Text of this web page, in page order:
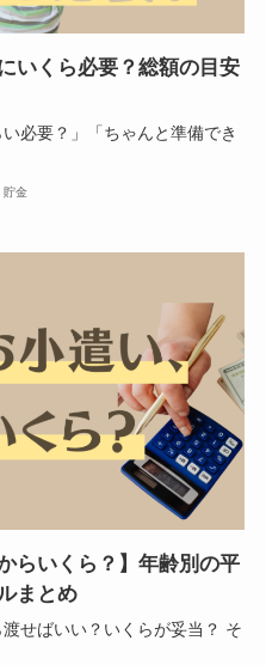
いくら必要？総額の目安
必要？」「ちゃんと準備でき
貯金
らいくら？】年齢別の平
まとめ
せばいい？いくらが妥当？ そ